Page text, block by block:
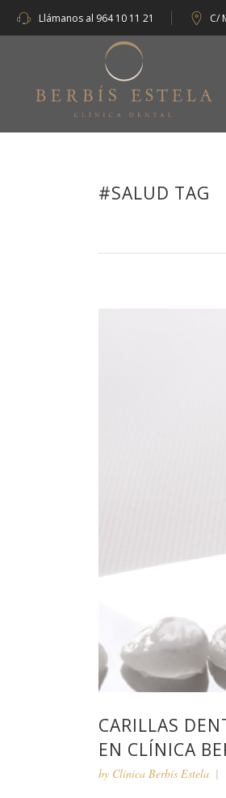
Llámanos al 964 10 11 21 C/
#SALUD TAG
CARILLAS
EN CLÍNICA
by Clínica Berbís Estela